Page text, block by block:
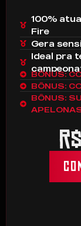
100%
Fire
Gera
Ideal pra
BÔNUS:
BÔNUS:
BÔNUS: